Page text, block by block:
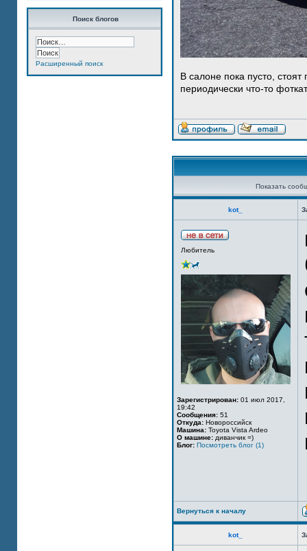
Поиск блогов
Расширенный поиск
В салоне пока пусто,
периодически что-то
Показать
kot_
Любитель
Зарегистрирован: 01 июл 2017,
19:42
Сообщения: 51
Откуда: Новороссийск
Машина: Toyota Vista Ardeo
О машине: диванчик =)
Блог: Посмотреть блог (1)
Вернуться к началу
kot_